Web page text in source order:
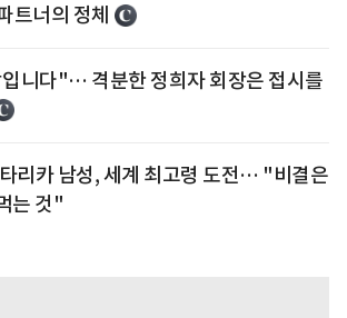
트너의 정체
니다"… 격분한 정희자 회장은 접시를
리카 남성, 세계 최고령 도전… "비결은
는 것"